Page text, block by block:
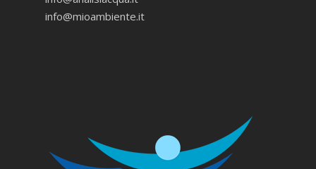
info@mioambiente.it